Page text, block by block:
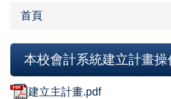
首頁
本校會計系統建立計畫操
建立主計畫.pdf